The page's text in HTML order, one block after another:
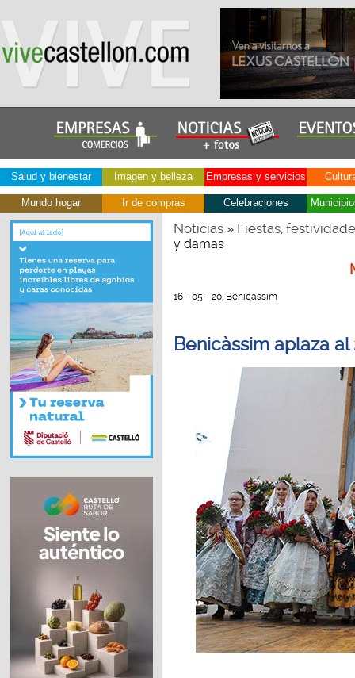
Salud y bienestar Imagen y belleza Empresas y servicios
Mundo hogar Ir de compras Celebraciones
Noticias» Fiestas,
y damas
16 - 05 - 20, Benicàssim
Benicàssim aplaza